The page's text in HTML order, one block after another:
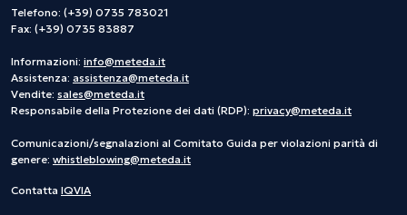
Telefono: (+39) 0735 783021
Fax: (+39) 0735 83887
Informazioni: info@meteda.it
Assistenza: assistenza@meteda.it
Vendite: sales@meteda.it
Responsabile della Protezione dei dati (RDP): privacy@meteda.it
Comunicazioni/segnalazioni al Comitato Guida per violazioni parità di
genere: whistleblowing@meteda.it
Contatta IQVIA